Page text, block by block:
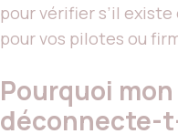
pour vérifier s’il
pour vos pilotes ou
Pourquoi
déconnecte-